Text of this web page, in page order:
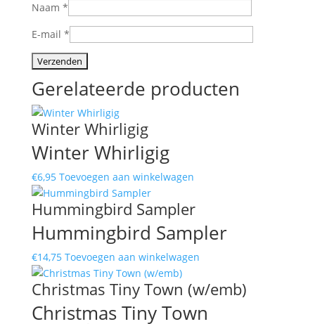
Naam *
E-mail *
Gerelateerde producten
Winter Whirligig
Winter Whirligig
€6,95 Toevoegen aan winkelwagen
Hummingbird Sampler
Hummingbird Sampler
€14,75 Toevoegen aan winkelwagen
Christmas Tiny Town (w/emb)
Christmas Tiny Town